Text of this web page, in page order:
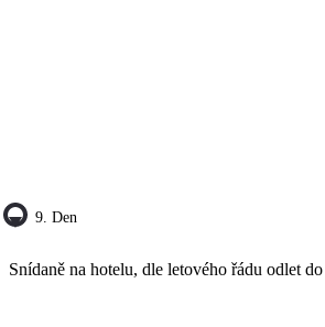
9. Den
Snídaně na hotelu, dle letového řádu odlet